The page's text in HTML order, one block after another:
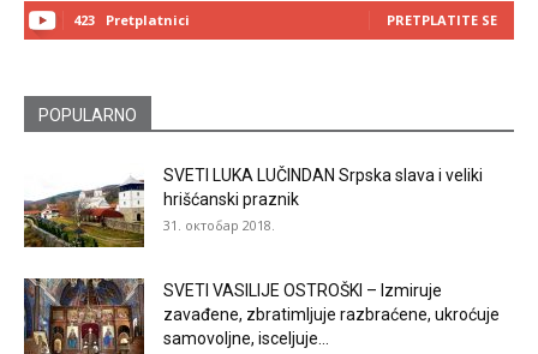
423 Pretplatnici PRETPLATITE SE
POPULARNO
SVETI LUKA LUČINDAN Srpska slava i veliki
hrišćanski praznik
31. октобар 2018.
SVETI VASILIJE OSTROŠKI – Izmiruje
zavađene, zbratimljuje razbraćene, ukroćuje
samovoljne, isceljuje...